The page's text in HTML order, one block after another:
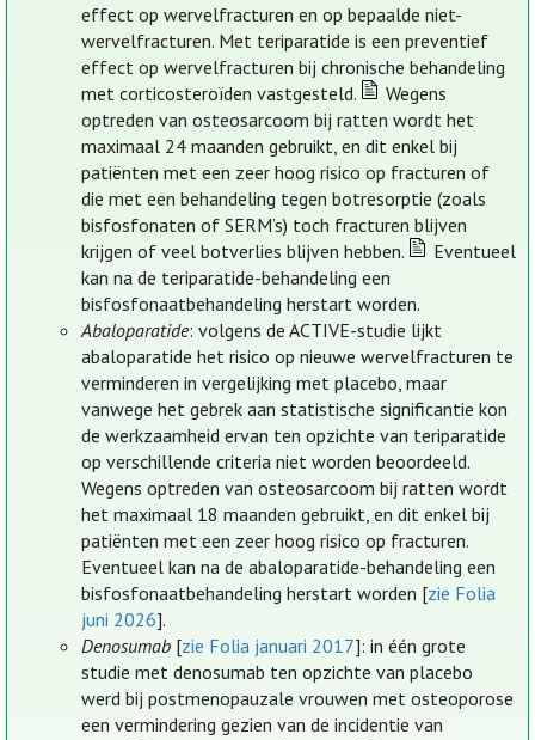
effect op wervelfracturen en op bepaalde niet-
wervelfracturen. Met teriparatide is een preventief
effect op wervelfracturen bij chronische behandeling
met corticosteroïden vastgesteld.
Wegens
optreden van osteosarcoom bij ratten wordt het
maximaal 24 maanden gebruikt, en dit enkel bij
patiënten met een zeer hoog risico op fracturen of
die met een behandeling tegen botresorptie (zoals
bisfosfonaten of SERM’s) toch fracturen blijven
krijgen of veel botverlies blijven hebben.
Eventueel
kan na de teriparatide-behandeling een
bisfosfonaatbehandeling herstart worden.
Abaloparatide: volgens de ACTIVE-studie lijkt
abaloparatide het risico op nieuwe wervelfracturen te
verminderen in vergelijking met placebo, maar
vanwege het gebrek aan statistische significantie kon
de werkzaamheid ervan ten opzichte van teriparatide
op verschillende criteria niet worden beoordeeld.
Wegens optreden van osteosarcoom bij ratten wordt
het maximaal 18 maanden gebruikt, en dit enkel bij
patiënten met een zeer hoog risico op fracturen.
Eventueel kan na de abaloparatide-behandeling een
bisfosfonaatbehandeling herstart worden [zie Folia
juni 2026].
Denosumab [zie Folia januari 2017]: in één grote
studie met denosumab ten opzichte van placebo
werd bij postmenopauzale vrouwen met osteoporose
een vermindering gezien van de incidentie van